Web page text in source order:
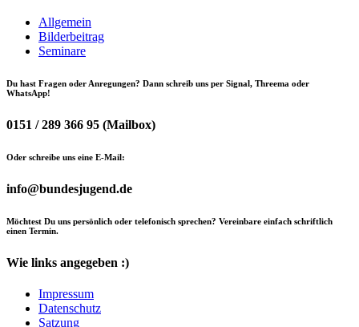
Allgemein
Bilderbeitrag
Seminare
Du hast Fragen oder Anregungen? Dann schreib uns per Signal, Threema oder
WhatsApp!
0151 / 289 366 95 (Mailbox)
Oder schreibe uns eine E-Mail:
info@bundesjugend.de
Möchtest Du uns persönlich oder telefonisch sprechen? Vereinbare einfach schriftlich
einen Termin.
Wie links angegeben :)
Impressum
Datenschutz
Satzung